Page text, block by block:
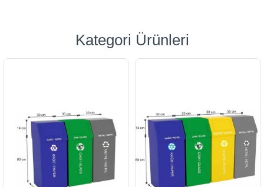
Kategori Ürünleri